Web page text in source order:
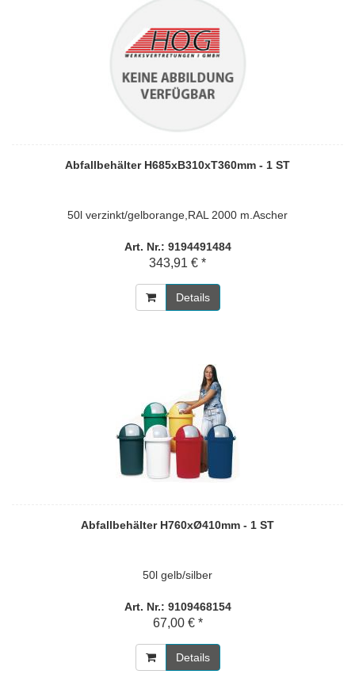
Abfallbehälter H685xB310xT360mm - 1 ST
50l verzinkt/gelborange,RAL 2000 m.Ascher
Art. Nr.: 9194491484
343,91 € *
Details
Abfallbehälter H760xØ410mm - 1 ST
50l gelb/silber
Art. Nr.: 9109468154
67,00 € *
Details